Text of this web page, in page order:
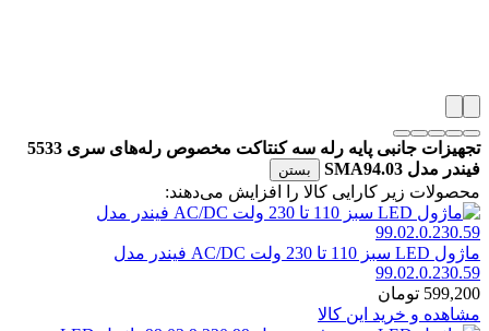
تجهیزات جانبی پایه رله سه کنتاکت مخصوص رله‌های سری 5533
فیندر مدل SMA94.03
بستن
محصولات زیر کارایی کالا را افزایش می‌دهند:
ماژول LED سبز 110 تا 230 ولت AC/DC فیندر مدل
99.02.0.230.59
599,200 تومان
مشاهده و خرید این کالا